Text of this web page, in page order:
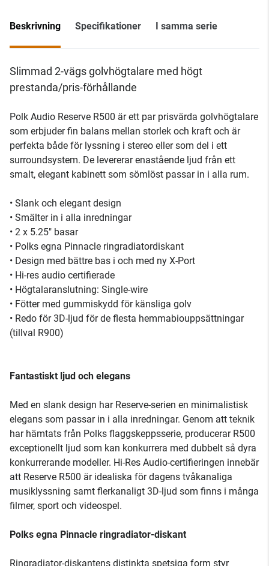
Beskrivning Specifikationer I samma serie
Slimmad 2-vägs golvhögtalare med högt
prestanda/pris-förhållande
Polk Audio Reserve R500 är ett par prisvärda golvhögtalare
som erbjuder fin balans mellan storlek och kraft och är
perfekta både för lyssning i stereo eller som del i ett
surroundsystem. De levererar enastående ljud från ett
smalt, elegant kabinett som sömlöst passar in i alla rum.
• Slank och elegant design
• Smälter in i alla inredningar
• 2 x 5.25" basar
• Polks egna Pinnacle ringradiatordiskant
• Design med bättre bas i och med ny X-Port
• Hi-res audio certifierade
• Högtalaranslutning: Single-wire
• Fötter med gummiskydd för känsliga golv
• Redo för 3D-ljud för de flesta hemmabiouppsättningar
(tillval R900)
Fantastiskt ljud och elegans
Med en slank design har Reserve-serien en minimalistisk
elegans som passar in i alla inredningar. Genom att teknik
har hämtats från Polks flaggskeppsserie, producerar R500
exceptionellt ljud som kan konkurrera med dubbelt så dyra
konkurrerande modeller. Hi-Res Audio-certifieringen innebär
att Reserve R500 är idealiska för dagens tvåkanaliga
musiklyssning samt flerkanaligt 3D-ljud som finns i många
filmer, sport och videospel.
Polks egna Pinnacle ringradiator-diskant
Ringradiator-diskantens distinkta spetsiga form styr